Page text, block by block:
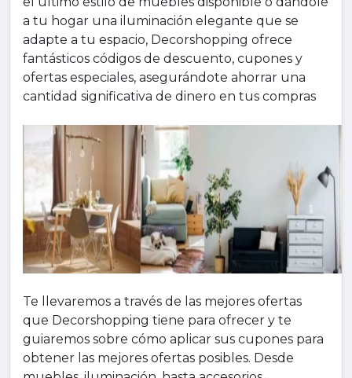
a tu hogar una iluminación elegante que se
adapte a tu espacio, Decorshopping ofrece
fantásticos códigos de descuento, cupones y
ofertas especiales, asegurándote ahorrar una
cantidad significativa de dinero en tus compras
Te llevaremos a través de las mejores ofertas
que Decorshopping tiene para ofrecer y te
guiaremos sobre cómo aplicar sus cupones para
obtener las mejores ofertas posibles. Desde